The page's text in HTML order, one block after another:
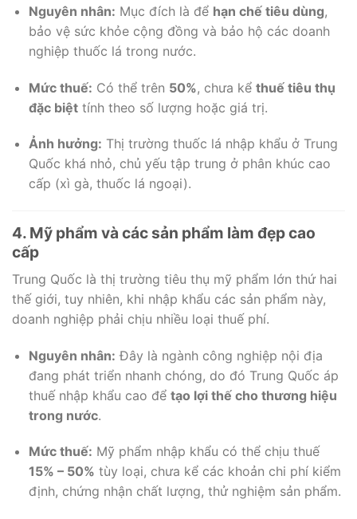
Nguyên nhân: Mục đích là để hạn chế tiêu dùng,
bảo vệ sức khỏe cộng đồng và bảo hộ các doanh
nghiệp thuốc lá trong nước.
Mức thuế: Có thể trên 50%, chưa kể thuế tiêu thụ
đặc biệttính theo số lượng hoặc giá trị.
Ảnh hưởng: Thị trường thuốc lá nhập khẩu ở Trung
Quốc khá nhỏ, chủ yếu tập trung ở phân khúc cao
cấp (xì gà, thuốc lá ngoại).
4. Mỹ phẩm và các sản phẩm làm đẹp cao
cấp
Trung Quốc là thị trường tiêu thụ mỹ phẩm lớn thứ hai
thế giới, tuy nhiên, khi nhập khẩu các sản phẩm này,
doanh nghiệp phải chịu nhiều loại thuế phí.
Nguyên nhân: Đây là ngành công nghiệp nội địa
đang phát triển nhanh chóng, do đó Trung Quốc áp
thuế nhập khẩu cao để tạo lợi thế cho thương hiệu
trong nước.
Mức thuế: Mỹ phẩm nhập khẩu có thể chịu thuế
15% – 50% tùy loại, chưa kể các khoản chi phí kiểm
định, chứng nhận chất lượng, thử nghiệm sản phẩm.